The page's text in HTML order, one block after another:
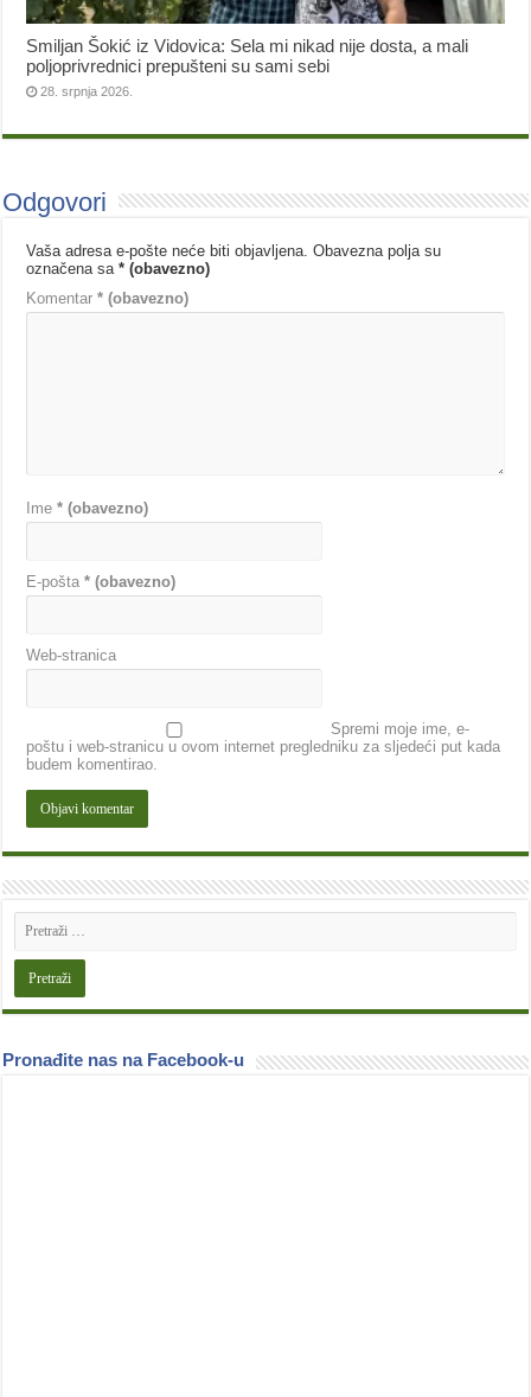
Smiljan Šokić iz Vidovica: Sela mi nikad nije dosta, a mali
poljoprivrednici prepušteni su sami sebi
28. srpnja 2026.
Odgovori
Vaša adresa e-pošte neće biti objavljena. Obavezna polja su
označena sa* (obavezno)
Komentar* (obavezno)
Ime* (obavezno)
E-pošta* (obavezno)
Web-stranica
Spremi moje ime, e-
poštu i web-stranicu u ovom internet pregledniku za sljedeći put kada
budem komentirao.
Pronađite nas na Facebook-u